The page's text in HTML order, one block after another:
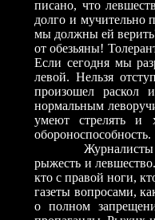
писано, что
долго и мучительно
мы должны ей
от обезьяны!
Если сегодня мы
левой. Нельзя
произошел раскол
нормальным
умеют стрелять и
обороноспособность.
Журналисты
рыжесть и
кто с правой ноги,
газеты вопросами,
о полном